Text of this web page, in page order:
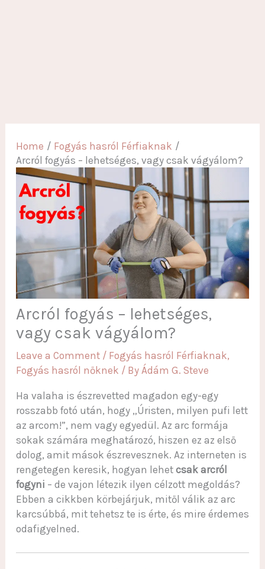
Home
Fogyás hasról Férfiaknak
Arcról fogyás – lehetséges, vagy csak vágyálom?
Arcról fogyás – lehetséges,
vagy csak vágyálom?
Leave a Comment / Fogyás hasról Férfiaknak,
Fogyás hasról nőknek / By Ádám G. Steve
Ha valaha is észrevetted magadon egy-egy
rosszabb fotó után, hogy „Úristen, milyen pufi lett
az arcom!”, nem vagy egyedül. Az arc formája
sokak számára meghatározó, hiszen ez az első
dolog, amit mások észrevesznek. Az interneten is
rengetegen keresik, hogyan lehet csak arcról
fogyni – de vajon létezik ilyen célzott megoldás?
Ebben a cikkben körbejárjuk, mitől válik az arc
karcsúbbá, mit tehetsz te is érte, és mire érdemes
odafigyelned.